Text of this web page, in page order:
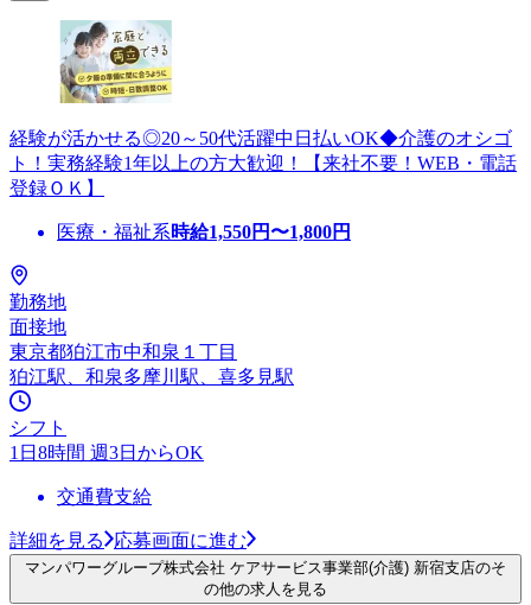
経験が活かせる◎20～50代活躍中日払いOK◆介護のオシゴ
ト！実務経験1年以上の方大歓迎！【来社不要！WEB・電話
登録ＯＫ】
医療・福祉系時給1,550円〜1,800円
勤務地
面接地
東京都狛江市中和泉１丁目
狛江駅、和泉多摩川駅、喜多見駅
シフト
1日8時間 週3日からOK
交通費支給
詳細を見る 応募画面に進む
マンパワーグループ株式会社 ケアサービス事業部(介護) 新宿支店のそ
の他の求人を見る